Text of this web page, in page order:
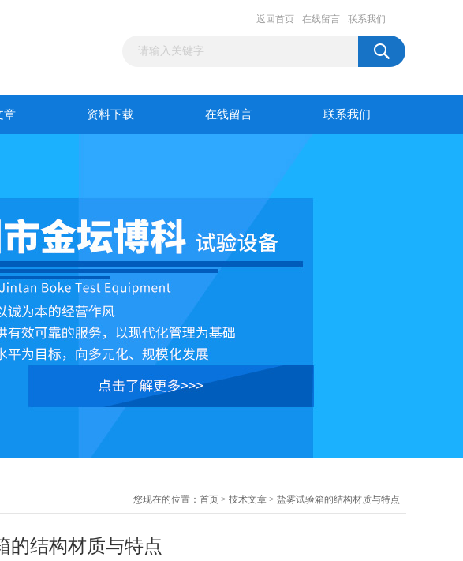
返回首页 在线留言 联系我们
章 资料下载 在线留言 联系我们
您现在的位置： 首页 > 技术文章 > 盐雾试验箱的结构材质与特点
的结构材质与特点